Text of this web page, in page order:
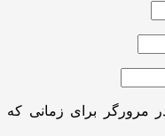
مرورگر برای زمانی که